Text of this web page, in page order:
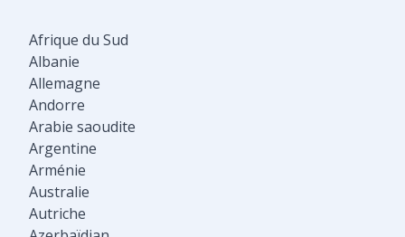
Afrique du Sud
Albanie
Allemagne
Andorre
Arabie saoudite
Argentine
Arménie
Australie
Autriche